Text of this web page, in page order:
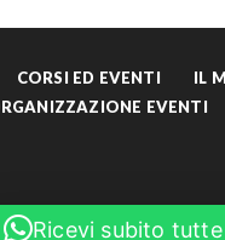
CORSI ED EVENTI
IL
EVENTI
Ricevi subito